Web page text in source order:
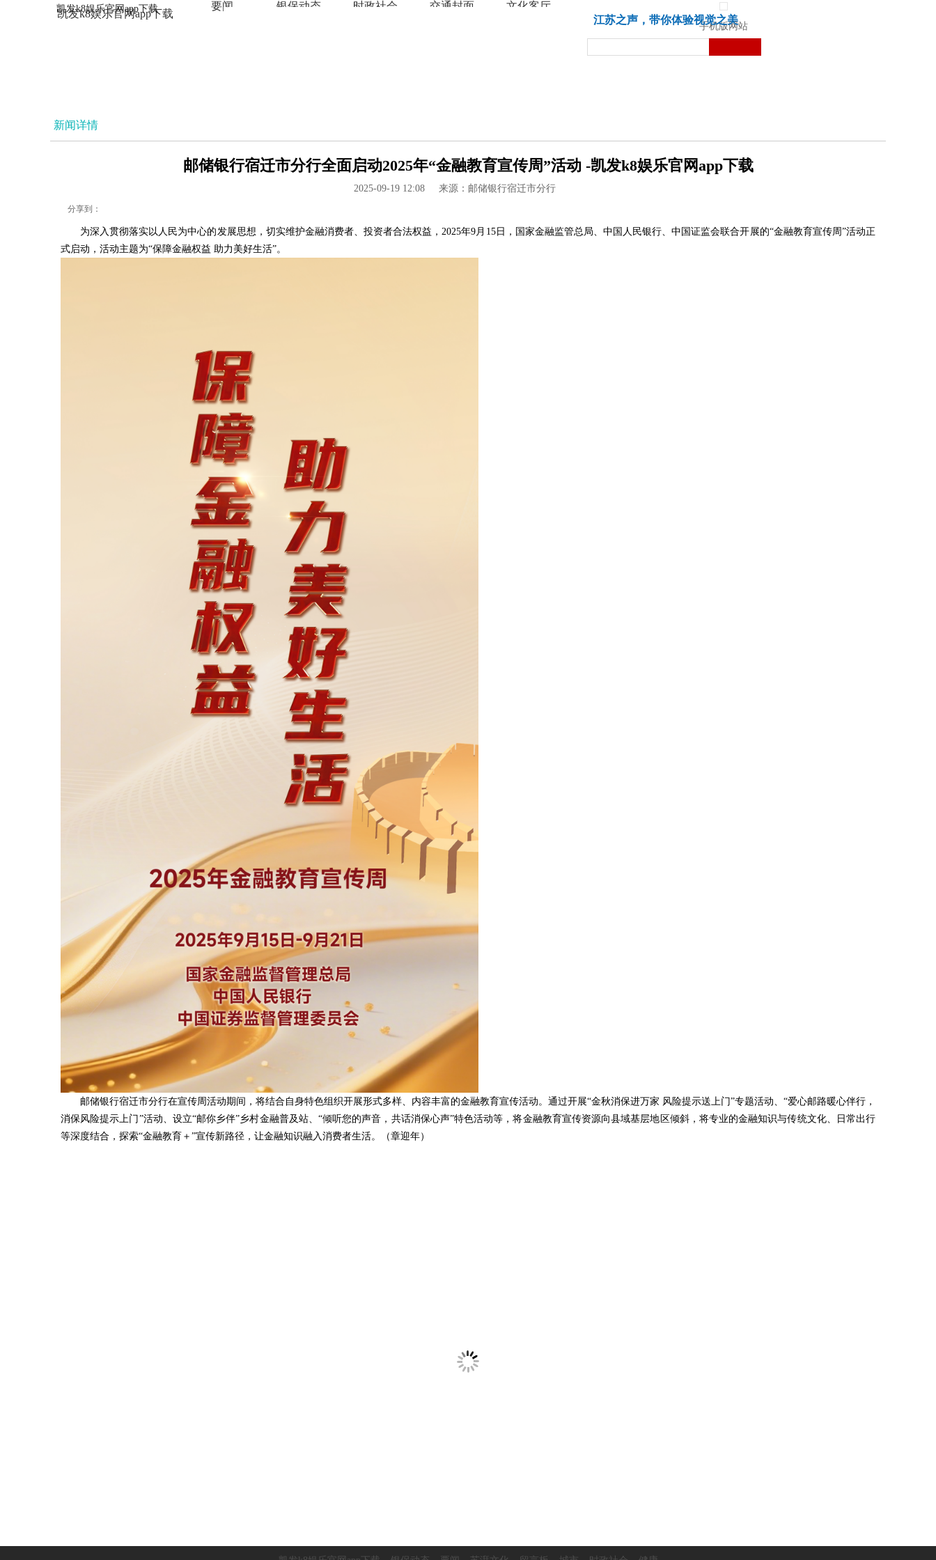
凯发k8娱乐官网app下载
凯发k8娱乐官网app下载
要闻 银保动态 时政社会 交通封面 文化客厅
手机版网站
江苏之声，带你体验视觉之美
新闻详情
邮储银行宿迁市分行全面启动2025年“金融教育宣传周”活动 -凯发k8娱乐官网app下载
2025-09-19 12:08 来源：邮储银行宿迁市分行
分享到：
为深入贯彻落实以人民为中心的发展思想，切实维护金融消费者、投资者合法权益，2025年9月15日，国家金融监管总局、中国人民银行、中国证监会联合开展的“金融教育宣传周”活动正
式启动，活动主题为“保障金融权益 助力美好生活”。
邮储银行宿迁市分行在宣传周活动期间，将结合自身特色组织开展形式多样、内容丰富的金融教育宣传活动。通过开展“金秋消保进万家 风险提示送上门”专题活动、“爱心邮路暖心伴行，
消保风险提示上门”活动、设立“邮你乡伴”乡村金融普及站、“倾听您的声音，共话消保心声”特色活动等，将金融教育宣传资源向县域基层地区倾斜，将专业的金融知识与传统文化、日常出行
等深度结合，探索“金融教育＋”宣传新路径，让金融知识融入消费者生活。（章迎年）